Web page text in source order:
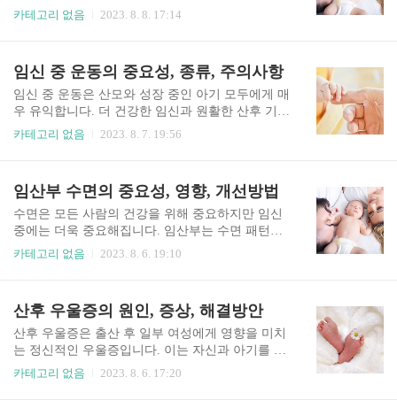
면서 많은 임산부가 경험하는 일종의 피부 변화입
으로 무해하고 시간이 지남에 따라 희미해지지만
완전히 사라지지 않기 때문에 신체적, 심리적으로
불편함을 유발할 수 있습니다. 임신 후 튼살의 원인
임신 중 튼살의 원인으로 다양한 이유들이 있지만
주요 원인에 대해 알아보겠습니다. 우선, 임신 후에
하기 위해 빠르게 늘어납니다. 이 빠른 피부의 변화
는 튼살의 형성으로 이어질 수 ..
카테고리 없음 2023. 8. 8. 17:14
임신 중 운동의 중요성, 종류, 주의사항
임신 중 운동은 산모와 성장 중인 아기 모두에게 매
우 유익합니다. 더 건강한 임신과 원활한 산후 기간
에 중요한 다양한 신체적, 정신적, 정서적 이점을
중요성에 대해 알아보겠습니다. 규칙적인 운동은
심장을 강화하고 혈액 순환을 개선하는 데 도움이
되며 이는 필수적입니다. 적절한 운동은 임신 중 체
중 증가를 관리하여 임신성 당뇨병 및 과도한 체중
증가와 관련된 기타 합병증의 위험을 줄이는 데 도
을 낮출 수 있습니다. 임신은 감정 변화의 시기가
될 수 있으며 운동은 스트..
카테고리 없음 2023. 8. 7. 19:56
임산부 수면의 중요성, 영향, 개선방법
수면은 모든 사람의 건강을 위해 중요하지만 임신
중에는 더욱 중요해집니다. 임산부는 수면 패턴에
영향을 줄 수 있는 다양한 생리적 및 호르몬 변화를
은 산모와 아기의 건강에 직접적인 영향을 미치기
때문에 임산부에게 충분한 수면은 매우 중요합니
다. 임신 중 수면이 중요한 몇 가지 이유는 다음과
같습니다. 적절한 수면은 신체의 자연 치유 과정의
역할을 합니다. 임산부는 신체에 대한 신체적 요구
카테고리 없음 2023. 8. 6. 19:10
산후 우울증의 원인, 증상, 해결방안
산후 우울증은 출산 후 일부 여성에게 영향을 미치
는 정신적인 우울증입니다. 이는 자신과 아기를 돌
보는 엄마의 능력을 방해할 수 있는 슬픔, 불안 및
카테고리 없음 2023. 8. 6. 17:20